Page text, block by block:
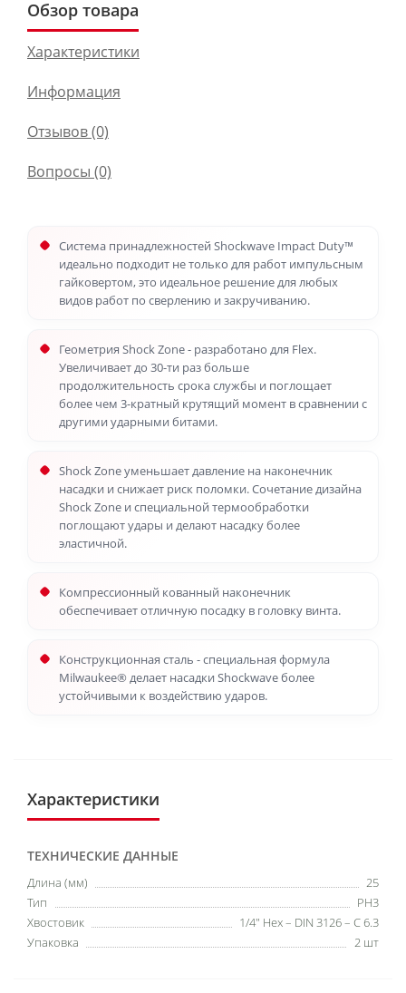
Обзор товара
Характеристики
Информация
Отзывов (0)
Вопросы (0)
Система принадлежностей Shockwave Impact Duty™
идеально подходит не только для работ импульсным
гайковертом, это идеальное решение для любых
видов работ по сверлению и закручиванию.
Геометрия Shock Zone - разработано для Flex.
Увеличивает до 30-ти раз больше
продолжительность срока службы и поглощает
более чем 3-кратный крутящий момент в сравнении с
другими ударными битами.
Shock Zone уменьшает давление на наконечник
насадки и снижает риск поломки. Сочетание дизайна
Shock Zone и специальной термообработки
поглощают удары и делают насадку более
эластичной.
Компрессионный кованный наконечник
обеспечивает отличную посадку в головку винта.
Конструкционная сталь - специальная формула
Milwaukee® делает насадки Shockwave более
устойчивыми к воздействию ударов.
Характеристики
ТЕХНИЧЕСКИЕ ДАННЫЕ
Длина (мм)
25
Тип
PH3
Хвостовик
1/4" Hex – DIN 3126 – C 6.3
Упаковка
2 шт